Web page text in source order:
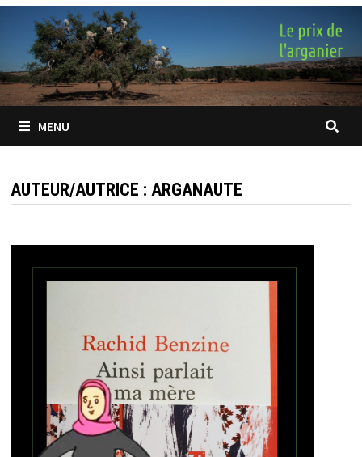
Passer
contenu
MENU
AUTEUR/AUTRICE : ARGANAUTE